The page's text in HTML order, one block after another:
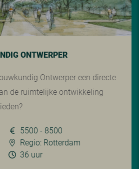
ONTWERPER
Ontwerper een directe
de ruimtelijke ontwikkeling
5500 - 8500
Regio: Rotterdam
36 uur